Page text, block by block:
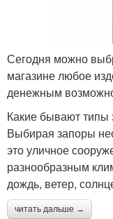
Сегодня можно
магазине любое
денежным
Какие бывают типы
Выбирая запоры
это уличное
разнообразным
дождь, ветер,
читать дальше →